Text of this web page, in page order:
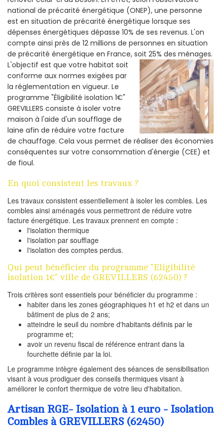
national de précarité énergétique (ONEP), une personne
est en situation de précarité énergétique lorsque ses
dépenses énergétiques dépasse 10% de ses revenus. L'on
compte ainsi près de 12 millions de personnes en situation
de précarité énergétique en France, soit 25% des ménages.
L'objectif est que votre habitat soit
conforme aux normes exigées par
la réglementation en vigueur. Le
programme "Éligibilité isolation 1€"
GREVILLERS consiste à isoler votre
maison à l'aide d'un soufflage de
laine afin de réduire votre facture
de chauffage. Cela vous permet de réaliser des économies
conséquentes sur votre consommation d'énergie (CEE) et
de fioul.
En quoi consistent les travaux ?
Les travaux consistent essentiellement à isoler les combles. Les
combles ainsi aménagés vous permettront de réduire votre
facture énergétique. Les travaux prennent en compte :
l'isolation thermique
l'isolation par soufflage
l'isolation des comptes perdus.
Qui peut bénéficier du programme "Eligibilité
isolation 1€" ville de GREVILLERS (62450) ?
Trois critères sont essentiels pour bénéficier du programme :
habiter dans les zones géographiques h1 et h2 et dans un
bâtiment de plus de 2 ans;
atteindre le seuil du nombre d'habitants définis par le
programme et;
avoir un revenu fiscal de référence entrant dans la
fourchette définie par la loi.
Le programme intègre également des séances de sensibilisation
visant à vous prodiguer des conseils thermiques visant à
améliorer le confort thermique de votre lieu d'habitation.
Artisan RGE- Isolation à 1 euro - Isolation
Combles à GREVILLERS (62450)